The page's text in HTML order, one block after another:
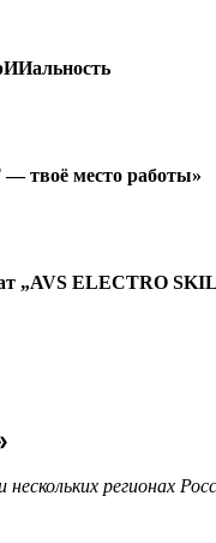
твоё место работы»
„AVS ELECTRO
регионах